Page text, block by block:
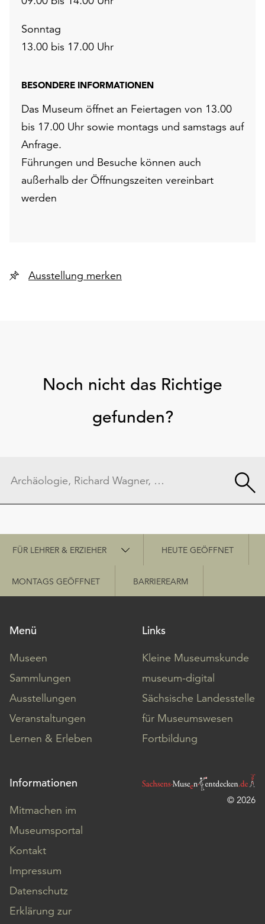
Sonntag
13.00 bis 17.00 Uhr
BESONDERE INFORMATIONEN
Das Museum öffnet an Feiertagen von 13.00
bis 17.00 Uhr sowie montags und samstags auf
Anfrage.
Führungen und Besuche können auch
außerhalb der Öffnungszeiten vereinbart
werden
Ausstellung merken
Noch nicht das Richtige
gefunden?
Schnellzugriff
FÜR LEHRER & ERZIEHER HEUTE GEÖFFNET
MONTAGS GEÖFFNET BARRIEREARM
Menü
Museen
Sammlungen
Ausstellungen
Veranstaltungen
Lernen & Erleben
Links
Kleine Museumskunde
museum-digital
Sächsische Landesstelle
für Museumswesen
Fortbildung
Informationen
Mitmachen im
Museumsportal
Kontakt
Impressum
Datenschutz
Erklärung zur
© 2026